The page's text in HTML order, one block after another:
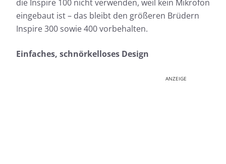
die Inspire 100 nicht verwenden, weil kein Mikrofon
eingebaut ist – das bleibt den größeren Brüdern
Inspire 300 sowie 400 vorbehalten.
Einfaches, schnörkelloses Design
ANZEIGE